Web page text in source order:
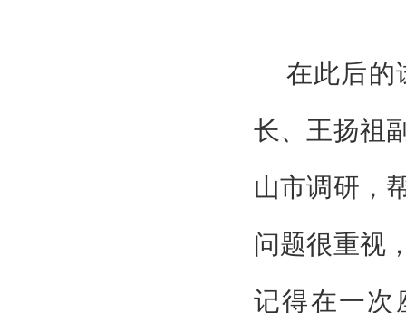
在此后的
长、王扬祖
山市调研，
问题很重视
记得在一次